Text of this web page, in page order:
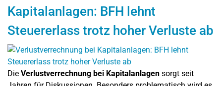
Kapitalanlagen: BFH lehnt
Steuererlass trotz hoher Verluste ab
Die Verlustverrechnung bei Kapitalanlagen sorgt seit